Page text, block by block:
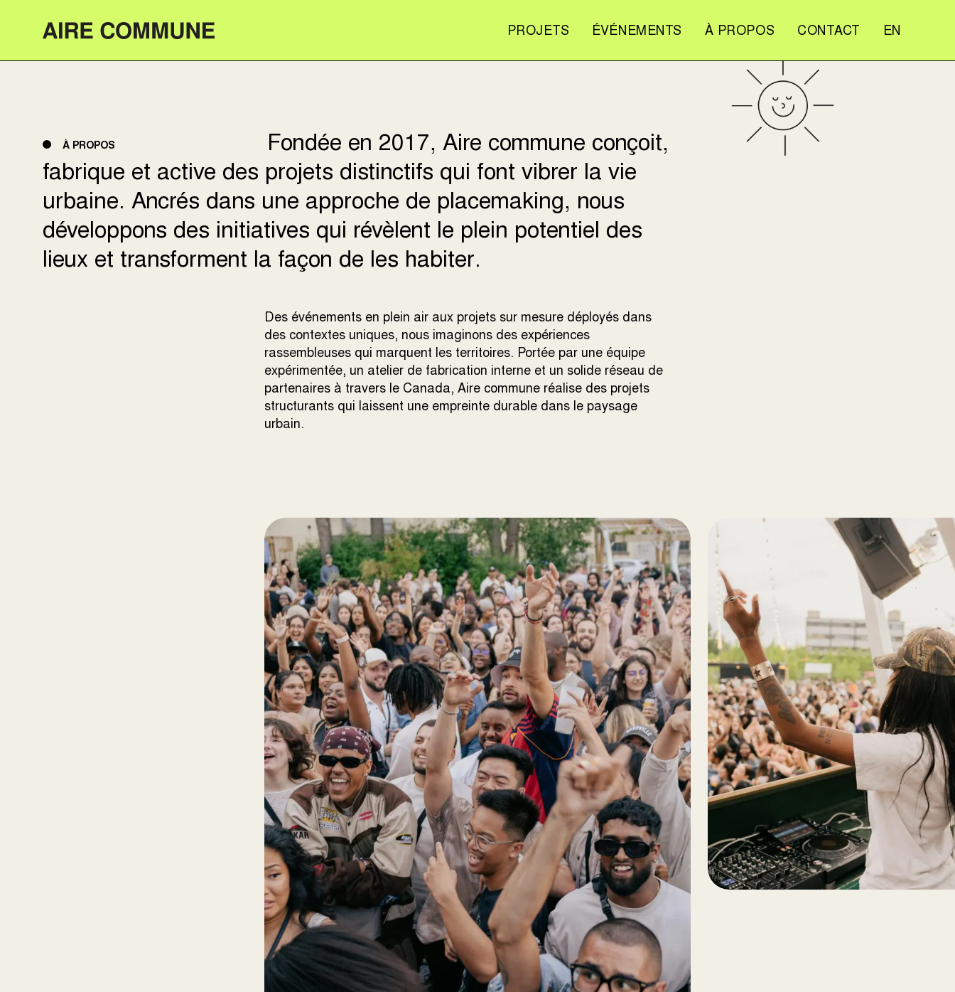
Aire Commune PROJETS ÉVÉNEMENTS À PROPOS CONTACT EN
À PROPOS
Fondée en 2017, Aire commune conçoit,
fabrique et active des projets distinctifs qui font vibrer la vie
urbaine. Ancrés dans une approche de placemaking, nous
développons des initiatives qui révèlent le plein potentiel des
lieux et transforment la façon de les habiter.
Des événements en plein air aux projets sur mesure déployés dans
des contextes uniques, nous imaginons des expériences
rassembleuses qui marquent les territoires. Portée par une équipe
expérimentée, un atelier de fabrication interne et un solide réseau de
partenaires à travers le Canada, Aire commune réalise des projets
structurants qui laissent une empreinte durable dans le paysage
urbain.